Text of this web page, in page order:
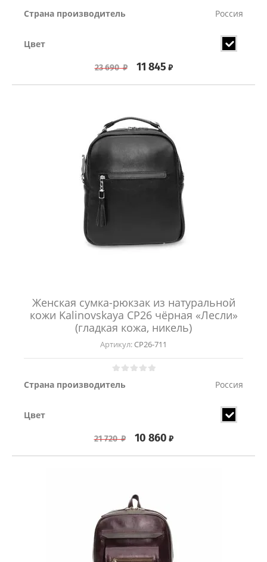
Страна производитель Россия
Цвет
23 690₽ 11 845 ₽
Женская сумка-рюкзак из натуральной
кожи Kalinovskaya СР26 чёрная «Лесли»
(гладкая кожа, никель)
Артикул:СР26-711
Страна производитель Россия
Цвет
21 720₽ 10 860 ₽